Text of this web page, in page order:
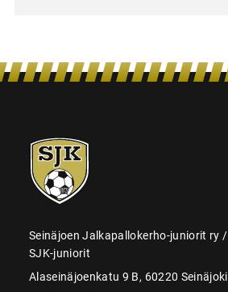
SJK-
juniorit
Seinäjoen Jalkapallokerho-juniorit ry /
SJK-juniorit
Alaseinäjoenkatu 9 B, 60220 Seinäjoki